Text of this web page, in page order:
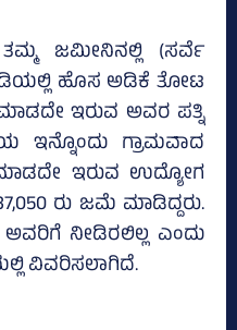
ಜಮೀನಿನಲ್ಲಿ (ಸರ್ವೆ
ಹೊಸ ಅಡಿಕೆ ತೋಟ
ಇರುವ ಅವರ ಪತ್ನಿ
ಇನ್ನೊಂದು ಗ್ರಾಮವಾದ
ಇರುವ ಉದ್ಯೋಗ
ರು ಜಮೆ ಮಾಡಿದ್ದರು.
ನೀಡಿರಲಿಲ್ಲ ಎಂದು
ವಿವರಿಸಲಾಗಿದೆ.